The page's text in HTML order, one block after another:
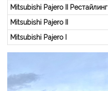
Mitsubishi Pajero II Рестайлинг
Mitsubishi Pajero II
Mitsubishi Pajero I